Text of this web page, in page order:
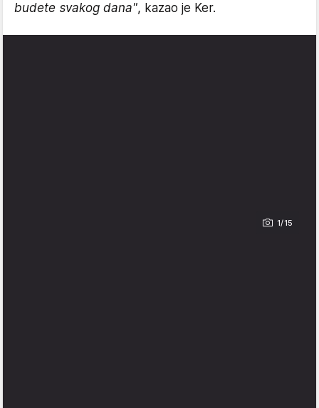
budete svakog dana", kazao je Ker.
1/15